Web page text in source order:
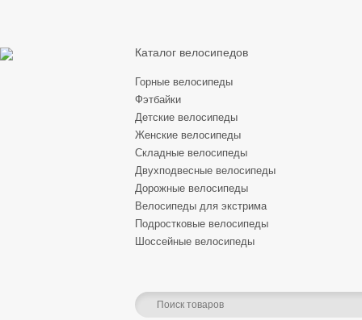
Каталог велосипедов
Горные велосипеды
Фэтбайки
Детские велосипеды
Женские велосипеды
Складные велосипеды
Двухподвесные велосипеды
Дорожные велосипеды
Велосипеды для экстрима
Подростковые велосипеды
Шоссейные велосипеды